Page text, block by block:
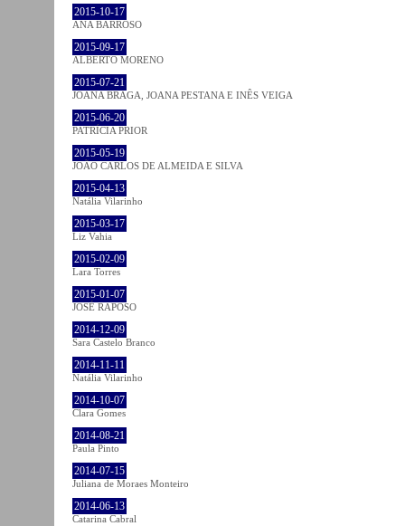
2015-10-17
ANA BARROSO
2015-09-17
ALBERTO MORENO
2015-07-21
JOANA BRAGA, JOANA PESTANA E INÊS VEIGA
2015-06-20
PATRÍCIA PRIOR
2015-05-19
JOÃO CARLOS DE ALMEIDA E SILVA
2015-04-13
Natália Vilarinho
2015-03-17
Liz Vahia
2015-02-09
Lara Torres
2015-01-07
JOSÉ RAPOSO
2014-12-09
Sara Castelo Branco
2014-11-11
Natália Vilarinho
2014-10-07
Clara Gomes
2014-08-21
Paula Pinto
2014-07-15
Juliana de Moraes Monteiro
2014-06-13
Catarina Cabral